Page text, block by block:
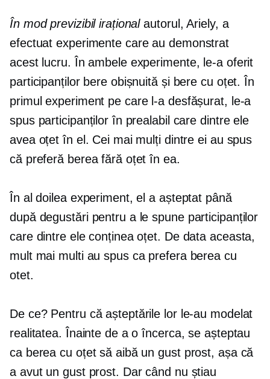
În mod previzibil iraționalautorul, Ariely, a
efectuat experimente care au demonstrat
acest lucru. În ambele experimente, le-a oferit
participanților bere obișnuită și bere cu oțet. În
primul experiment pe care l-a desfășurat, le-a
spus participanților în prealabil care dintre ele
avea oțet în el. Cei mai mulți dintre ei au spus
că preferă berea fără oțet în ea.
În al doilea experiment, el a așteptat până
după degustări pentru a le spune participanților
care dintre ele conținea oțet. De data aceasta,
mult mai multi au spus ca prefera berea cu
otet.
De ce? Pentru că așteptările lor le-au modelat
realitatea. Înainte de a o încerca, se așteptau
ca berea cu oțet să aibă un gust prost, așa că
a avut un gust prost. Dar când nu știau